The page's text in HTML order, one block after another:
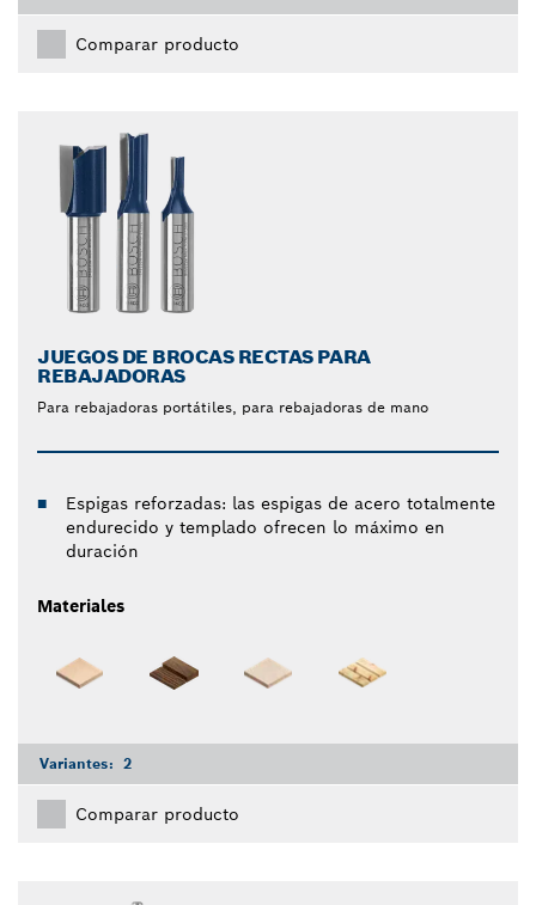
Comparar producto
JUEGOS DE BROCAS RECTAS PARA
REBAJADORAS
Para rebajadoras portátiles, para rebajadoras de mano
Espigas reforzadas: las espigas de acero totalmente
endurecido y templado ofrecen lo máximo en
duración
Materiales
Variantes: 2
Comparar producto